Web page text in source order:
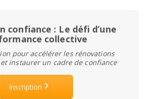
confiance : Le défi d’une
collective
pour accélérer les rénovations
instaurer un cadre de confiance
Inscription